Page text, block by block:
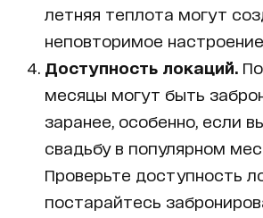
летняя теплота могут
неповторимое настроение.
Доступность локаций.
месяцы могут быть
заранее, особенно, если
свадьбу в популярном
Проверьте доступность
постарайтесь